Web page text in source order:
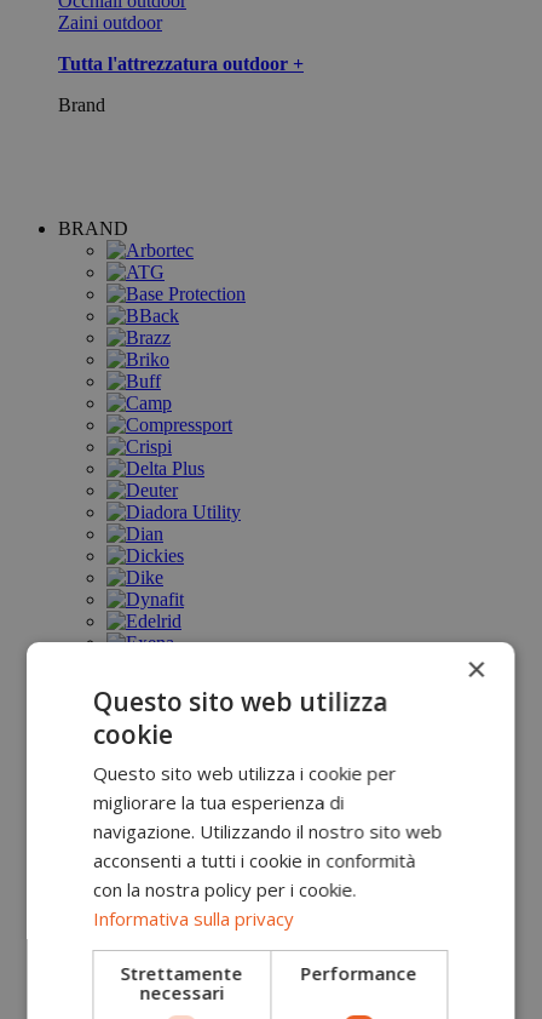
Zaini outdoor
Tutta l'attrezzatura outdoor +
Brand
BRAND
×
Questo sito web utilizza
cookie
Questo sito web utilizza i cookie per
migliorare la tua esperienza di
navigazione. Utilizzando il nostro sito web
acconsenti a tutti i cookie in conformità
con la nostra policy per i cookie.
Informativa sulla privacy
Strettamente
necessari
Performance